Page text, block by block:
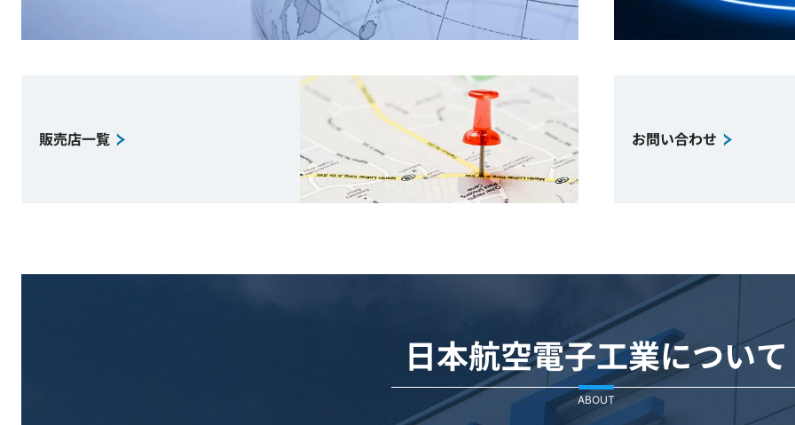
販売店一覧 お問い合わせ
日本航空電子工業について
ABOUT